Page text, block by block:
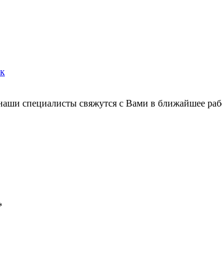
специалисты свяжутся с Вами в ближайшее